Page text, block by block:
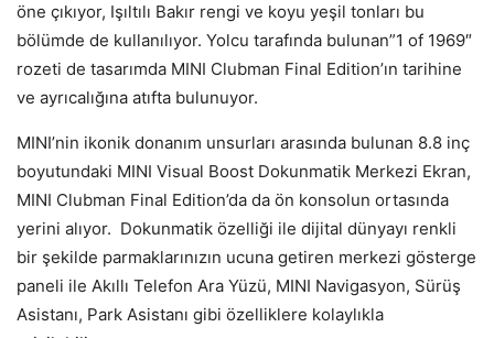
öne çıkıyor, Işıltılı Bakır rengi ve koyu yeşil tonları bu
bölümde de kullanılıyor. Yolcu tarafında bulunan”1 of 1969″
rozeti de tasarımda MINI Clubman Final Edition’ın tarihine
ve ayrıcalığına atıfta bulunuyor.
MINI’nin ikonik donanım unsurları arasında bulunan 8.8 inç
boyutundaki MINI Visual Boost Dokunmatik Merkezi Ekran,
MINI Clubman Final Edition’da da ön konsolun ortasında
yerini alıyor. Dokunmatik özelliği ile dijital dünyayı renkli
bir şekilde parmaklarınızın ucuna getiren merkezi gösterge
paneli ile Akıllı Telefon Ara Yüzü, MINI Navigasyon, Sürüş
Asistanı, Park Asistanı gibi özelliklere kolaylıkla